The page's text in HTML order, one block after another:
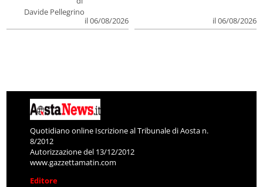
Davide Pellegrino
il 06/08/2026
il 06/08/2026
Quotidiano online Iscrizione al Tribunale di Aosta n.
8/2012
Autorizzazione del 13/12/2012
www.gazzettamatin.com
Editore